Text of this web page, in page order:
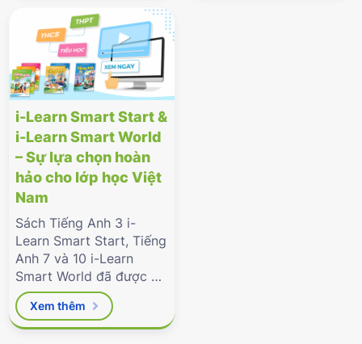
i-Learn Smart Start &
i-Learn Smart World
– Sự lựa chọn hoàn
hảo cho lớp học Việt
Nam
Sách Tiếng Anh 3 i-
Learn Smart Start, Tiếng
Anh 7 và 10 i-Learn
Smart World đã được Bộ
Giáo dục & Đào tạo phê
duyệt.
Xem thêm